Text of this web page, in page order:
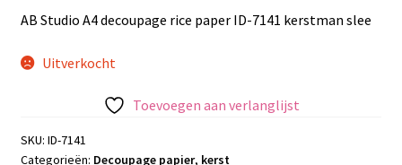
AB Studio A4 decoupage rice paper ID-7141 kerstman slee
Uitverkocht
Toevoegen aan verlanglijst
SKU: ID-7141
Categorieën: Decoupage papier, kerst